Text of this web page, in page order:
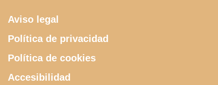
Aviso legal
Política de privacidad
Política de cookies
Accesibilidad